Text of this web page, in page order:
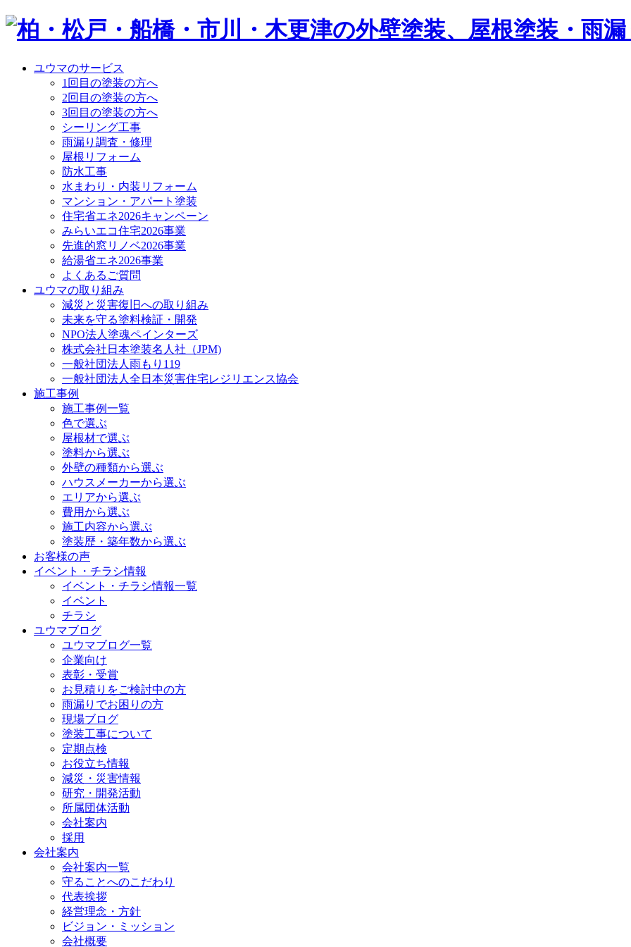
ユウマのサービス
1回目の塗装の方へ
2回目の塗装の方へ
3回目の塗装の方へ
シーリング工事
雨漏り調査・修理
屋根リフォーム
防水工事
水まわり・内装リフォーム
マンション・アパート塗装
住宅省エネ2026キャンペーン
みらいエコ住宅2026事業
先進的窓リノベ2026事業
給湯省エネ2026事業
よくあるご質問
ユウマの取り組み
減災と災害復旧への取り組み
未来を守る塗料検証・開発
NPO法人塗魂ペインターズ
株式会社日本塗装名人社（JPM)
一般社団法人雨もり119
一般社団法人全日本災害住宅レジリエンス協会
施工事例
施工事例一覧
色で選ぶ
屋根材で選ぶ
塗料から選ぶ
外壁の種類から選ぶ
ハウスメーカーから選ぶ
エリアから選ぶ
費用から選ぶ
施工内容から選ぶ
塗装歴・築年数から選ぶ
お客様の声
イベント・チラシ情報
イベント・チラシ情報一覧
イベント
チラシ
ユウマブログ
ユウマブログ一覧
企業向け
表彰・受賞
お見積りをご検討中の方
雨漏りでお困りの方
現場ブログ
塗装工事について
定期点検
お役立ち情報
減災・災害情報
研究・開発活動
所属団体活動
会社案内
採用
会社案内
会社案内一覧
守ることへのこだわり
代表挨拶
経営理念・方針
ビジョン・ミッション
会社概要